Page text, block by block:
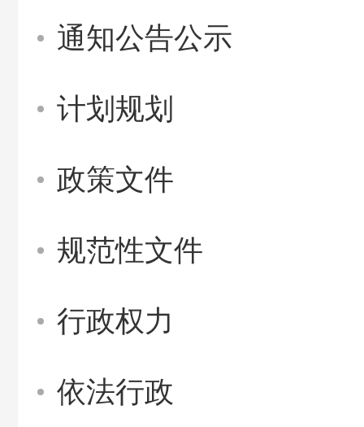
通知公告公示
计划规划
政策文件
规范性文件
行政权力
依法行政